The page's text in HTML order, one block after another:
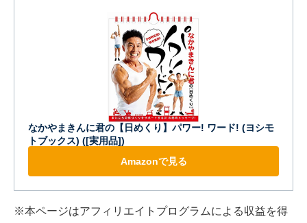
なかやまきんに君の【日めくり】パワー! ワード! (ヨシモ
トブックス) ([実用品])
Amazonで見る
※本ページはアフィリエイトプログラムによる収益を得